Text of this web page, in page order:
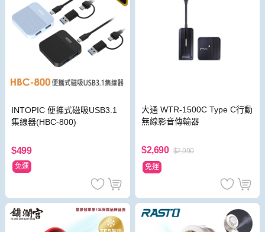
INTOPIC 便攜式磁吸USB3.1
集線器(HBC-800)
$499
免運
大通 WTR-1500C Type C行動
無線影音傳輸器
$2,690 $2,990
免運